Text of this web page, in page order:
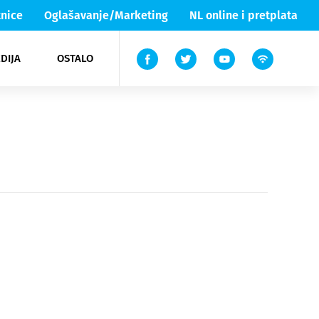
Oglašavanje/Marketing NL online i pretplata
OSTALO
Lika & Senj
TV